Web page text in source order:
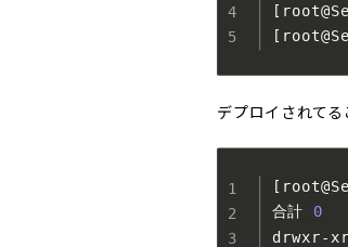
[
[
デプロイされて
[
合計 0
drwxr-